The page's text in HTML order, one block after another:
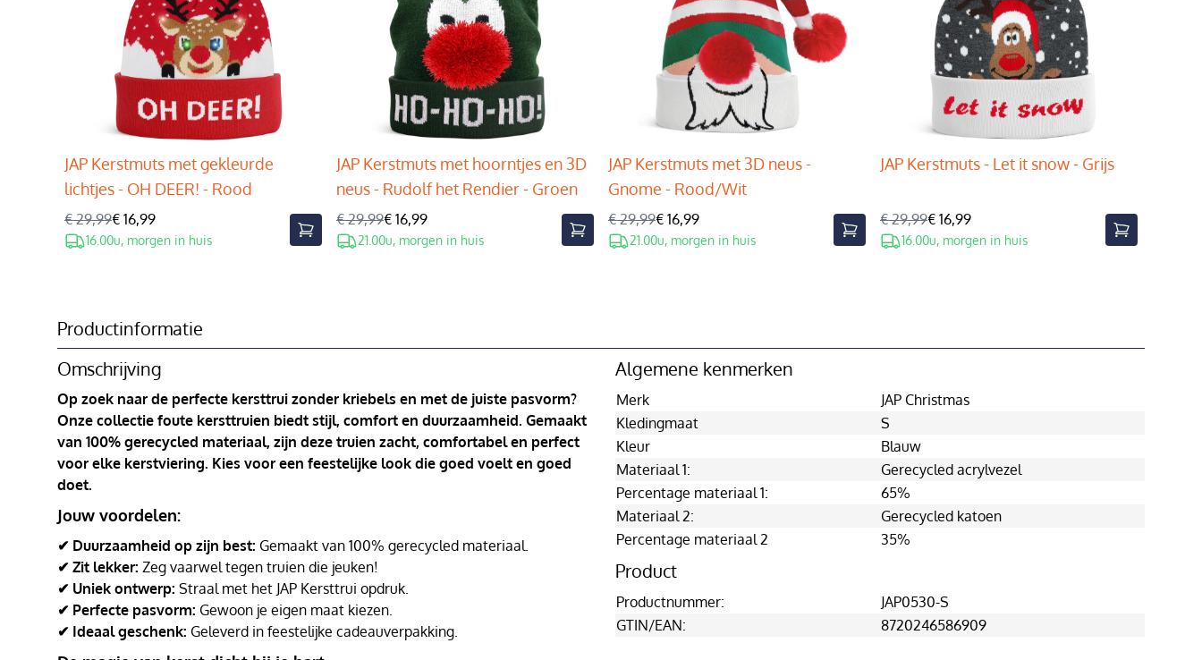
JAP Kerstmuts met gekleurde
lichtjes - OH DEER! - Rood
€ 29,99€ 16,99
16.00u, morgen in huis
JAP Kerstmuts met hoorntjes en 3D
neus - Rudolf het Rendier - Groen
€ 29,99€ 16,99
21.00u, morgen in huis
JAP Kerstmuts met 3D neus -
Gnome - Rood/Wit
€ 29,99€ 16,99
21.00u, morgen in huis
JAP Kerstmuts - Let it snow - Grijs
€ 29,99€ 16,99
16.00u, morgen in huis
Productinformatie
Omschrijving
Op zoek naar de perfecte kersttrui zonder kriebels en met de juiste pasvorm?
Onze collectie foute kersttruien biedt stijl, comfort en duurzaamheid. Gemaakt
van 100% gerecycled materiaal, zijn deze truien zacht, comfortabel en perfect
voor elke kerstviering. Kies voor een feestelijke look die goed voelt en goed
doet.
Jouw voordelen:
✔ Duurzaamheid op zijn best: Gemaakt van 100% gerecycled materiaal.
✔ Zit lekker: Zeg vaarwel tegen truien die jeuken!
✔ Uniek ontwerp: Straal met het JAP Kersttrui opdruk.
✔ Perfecte pasvorm: Gewoon je eigen maat kiezen.
✔ Ideaal geschenk: Geleverd in feestelijke cadeauverpakking.
Algemene kenmerken
Merk
JAP Christmas
Kledingmaat
S
Kleur
Blauw
Materiaal 1:
Gerecycled acrylvezel
Percentage materiaal 1:
65%
Materiaal 2:
Gerecycled katoen
Percentage materiaal 2
35%
Product
Productnummer:
JAP0530-S
GTIN/EAN:
8720246586909